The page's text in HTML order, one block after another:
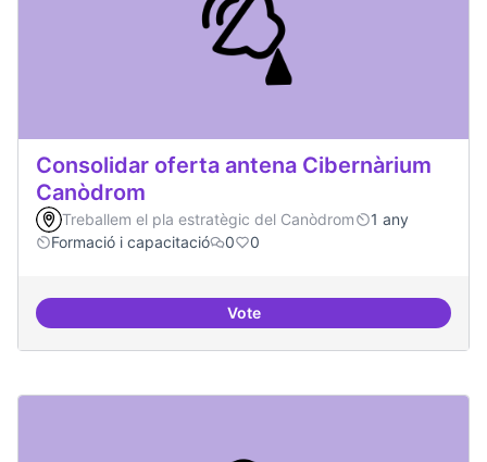
Consolidar oferta antena Cibernàrium
Canòdrom
Treballem el pla estratègic del Canòdrom
1 any
Formació i capacitació
0 0
VoteConsolidar oferta antena